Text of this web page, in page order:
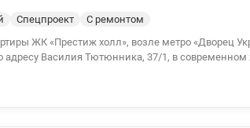
Спецпроект
С ремонтом
«Престиж холл», возле метро «Дворец Украины .
адресу Василия Тютюнника, 37/1, в